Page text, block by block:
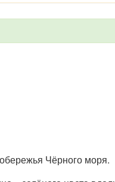
Чёрного моря.